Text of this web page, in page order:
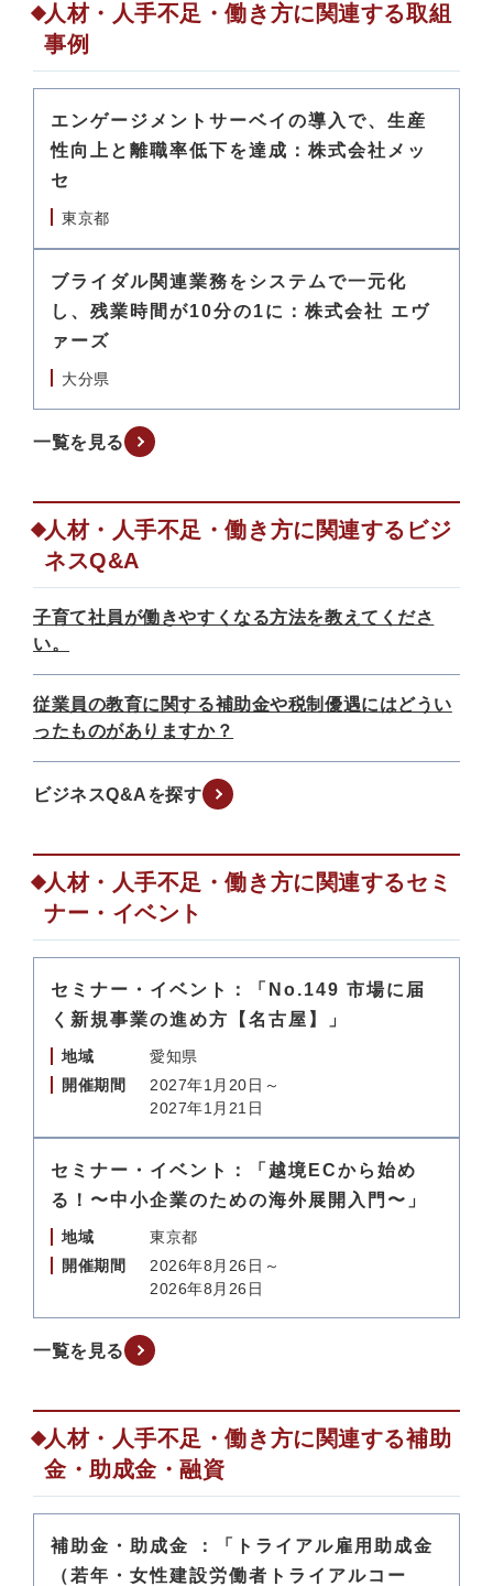
人材・人手不足・働き方に関連する取組
事例
エンゲージメントサーベイの導入で、生産
性向上と離職率低下を達成：株式会社メッ
セ
東京都
ブライダル関連業務をシステムで一元化
し、残業時間が10分の1に：株式会社 エヴ
ァーズ
大分県
一覧を見る
人材・人手不足・働き方に関連するビジ
ネスQ&A
子育て社員が働きやすくなる方法を教えてくださ
い。
従業員の教育に関する補助金や税制優遇にはどうい
ったものがありますか？
ビジネスQ&Aを探す
人材・人手不足・働き方に関連するセミ
ナー・イベント
セミナー・イベント：「No.149 市場に届
く新規事業の進め方【名古屋】」
地域
愛知県
開催期間
2027年1月20日～
2027年1月21日
セミナー・イベント：「越境ECから始め
る！〜中小企業のための海外展開入門〜」
地域
東京都
開催期間
2026年8月26日～
2026年8月26日
一覧を見る
人材・人手不足・働き方に関連する補助
金・助成金・融資
補助金・助成金 ：「トライアル雇用助成金
（若年・女性建設労働者トライアルコー